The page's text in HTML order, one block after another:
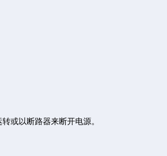
或以断路器来断开电源。